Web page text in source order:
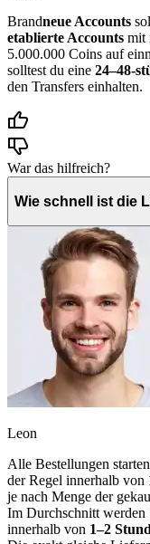
Brandneue Accounts
etablierte Accounts mit
5.000.000 Coins auf
solltest du eine 24–48-
den Transfers einhalten.
War das hilfreich?
Wie schnell ist die
Leon
Alle Bestellungen
der Regel innerhalb von
je nach Menge der
Im Durchschnitt werden
innerhalb von 1–2